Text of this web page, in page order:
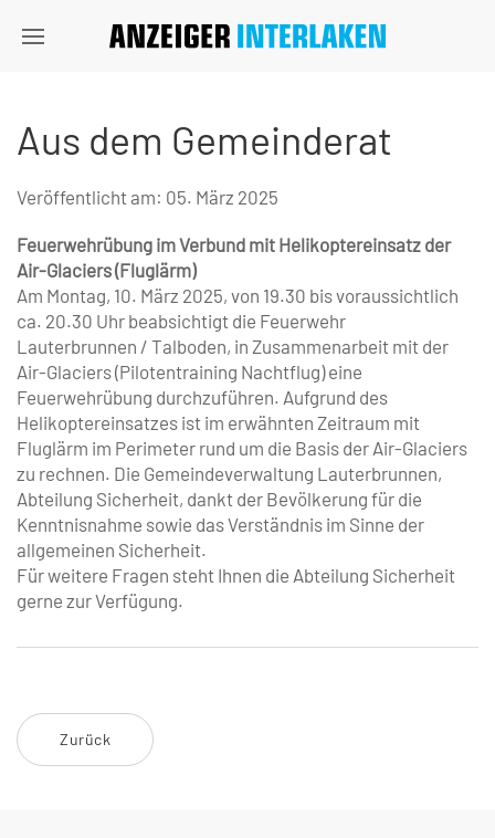
Aus dem Gemeinderat
Veröffentlicht am: 05. März 2025
Feuerwehrübung im Verbund mit Heli­koptereinsatz der
Air-Glaciers (Fluglärm)
Am Montag, 10. März 2025, von 19.30 bis voraussichtlich
ca. 20.30 Uhr beabsichtigt die Feuerwehr
Lauterbrunnen / Talboden, in Zusammenarbeit mit der
Air-Glaciers (Pilotentraining Nachtflug) eine
Feuerwehrübung durchzuführen. Aufgrund des
Helikoptereinsatzes ist im erwähnten Zeitraum mit
Fluglärm im Perimeter rund um die Basis der Air-Glaciers
zu rechnen. Die Gemeindeverwaltung Lauterbrunnen,
Abteilung Sicherheit, dankt der Bevölkerung für die
Kenntnisnahme sowie das Verständnis im Sinne der
allgemeinen Sicherheit.
Für weitere Fragen steht Ihnen die Abteilung Sicherheit
gerne zur Verfügung.
Zurück